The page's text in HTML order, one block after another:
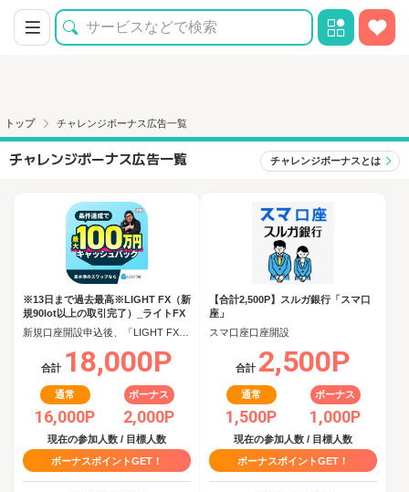
トップ チャレンジボーナス広告一覧
チャレンジボーナス広告一覧 チャレンジボーナスとは
※13日まで過去最高※LIGHT FX（新
規90lot以上の取引完了）_ライトFX
合計 18,000P
通常
16,000P
ボーナス
2,000P
現在の参加人数 / 目標人数
ボーナスポイントGET！
【合計2,500P】スルガ銀行「スマ口
座」
スマ口座口座開設
合計 2,500P
通常
1,500P
ボーナス
1,000P
現在の参加人数 / 目標人数
ボーナスポイントGET！